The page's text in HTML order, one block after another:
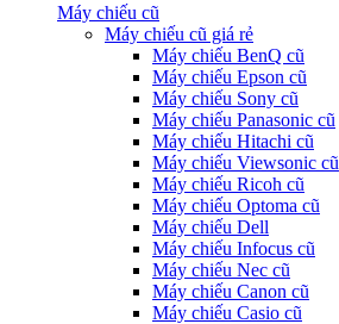
Máy chiếu cũ
Máy chiếu cũ giá rẻ
Máy chiếu BenQ cũ
Máy chiếu Epson cũ
Máy chiếu Sony cũ
Máy chiếu Panasonic cũ
Máy chiếu Hitachi cũ
Máy chiếu Viewsonic cũ
Máy chiếu Ricoh cũ
Máy chiếu Optoma cũ
Máy chiếu Dell
Máy chiếu Infocus cũ
Máy chiếu Nec cũ
Máy chiếu Canon cũ
Máy chiếu Casio cũ